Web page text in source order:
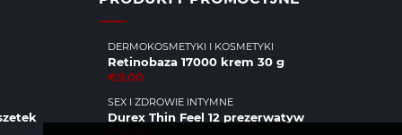
DERMOKOSMETYKI I KOSMETYKI
Retinobaza 17000 krem 30 g
€9.00
SEX I ZDROWIE INTYMNE
Durex Thin Feel 12 prezerwatyw